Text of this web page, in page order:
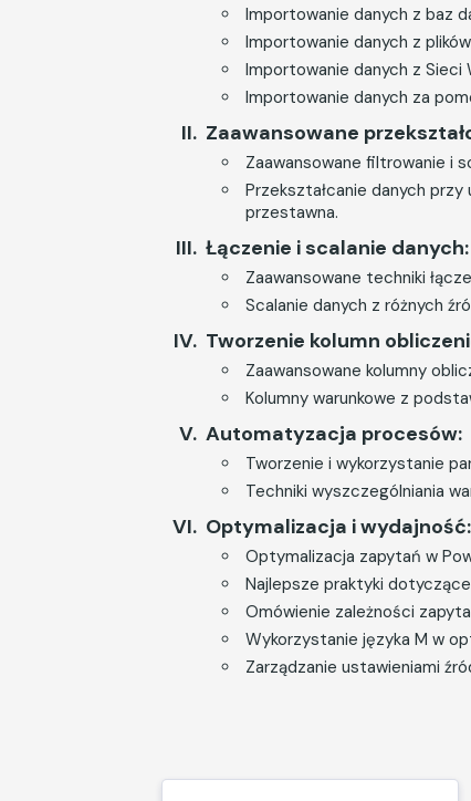
Importowanie danych z baz
Importowanie danych z
Importowanie danych z Sieci
Importowanie danych za
Zaawansowane
Zaawansowane filtrowanie i
Przekształcanie danych przy
przestawna.
Łączenie i scalanie danych:
Zaawansowane techniki
Scalanie danych z różnych
Tworzenie kolumn
Zaawansowane kolumny
Kolumny warunkowe z
Automatyzacja procesów:
Tworzenie i wykorzystanie
Techniki wyszczególniania
Optymalizacja i wydajność:
Optymalizacja zapytań w
Najlepsze praktyki
Omówienie zależności
Wykorzystanie języka M w
Zarządzanie ustawieniami